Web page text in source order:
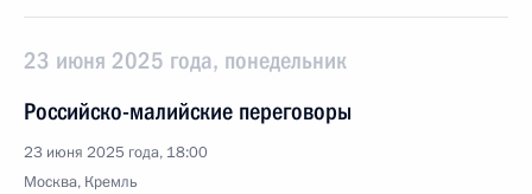
23 июня 2025 года, понедельник
Российско-малийские переговоры
23 июня 2025 года, 18:00
Москва, Кремль